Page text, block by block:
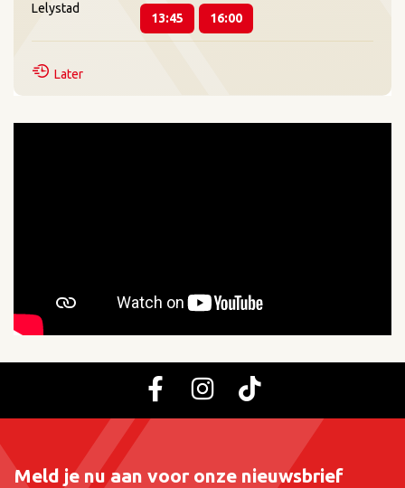
Lelystad
13:45 16:00
Later
Meld je nu aan voor onze nieuwsbrief